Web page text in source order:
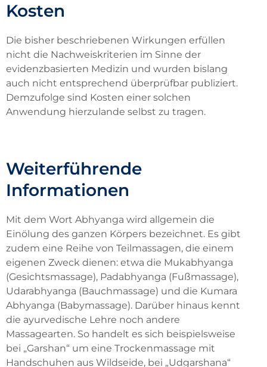
Kosten
Die bisher beschriebenen Wirkungen erfüllen
nicht die Nachweiskriterien im Sinne der
evidenzbasierten Medizin und wurden bislang
auch nicht entsprechend überprüfbar publiziert.
Demzufolge sind Kosten einer solchen
Anwendung hierzulande selbst zu tragen.
Weiterführende
Informationen
Mit dem Wort Abhyanga wird allgemein die
Einölung des ganzen Körpers bezeichnet. Es gibt
zudem eine Reihe von Teilmassagen, die einem
eigenen Zweck dienen: etwa die Mukabhyanga
(Gesichtsmassage), Padabhyanga (Fußmassage),
Udarabhyanga (Bauchmassage) und die Kumara
Abhyanga (Babymassage). Darüber hinaus kennt
die ayurvedische Lehre noch andere
Massagearten. So handelt es sich beispielsweise
bei „Garshan“ um eine Trockenmassage mit
Handschuhen aus Wildseide, bei „Udgarshana“